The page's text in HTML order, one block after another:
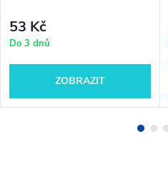
53 Kč
Do 3 dnů
ZOBRAZIT